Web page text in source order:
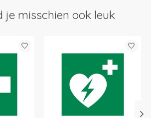
je misschien ook leuk